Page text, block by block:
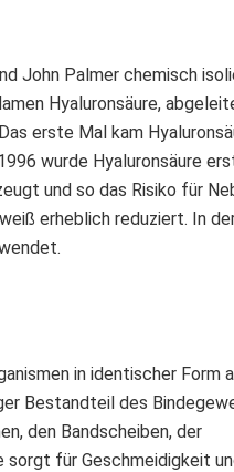
John Palmer chemisch
Hyaluronsäure,
erste Mal kam
wurde Hyaluronsäure
und so das Risiko für
erheblich reduziert. In
in identischer Form
Bestandteil des
den Bandscheiben, der
sorgt für Geschmeidigkeit